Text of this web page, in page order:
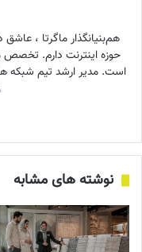
حوزه اینترنت دارم. تخصص
است. مدیر ارشد تیم شبکه
نوشته های مشابه